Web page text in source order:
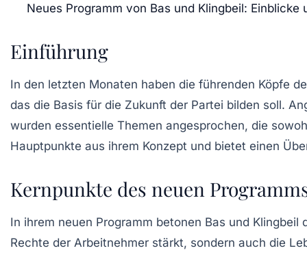
Neues Programm von Bas und Klingbeil: Einblicke
Einführung
In den letzten Monaten haben die führenden Köpfe
das die Basis für die Zukunft der Partei bilden soll.
wurden essentielle Themen angesprochen, die
Hauptpunkte aus ihrem Konzept und bietet einen
Kernpunkte des neuen
In ihrem neuen Programm betonen Bas und
Rechte der Arbeitnehmer stärkt, sondern auch die